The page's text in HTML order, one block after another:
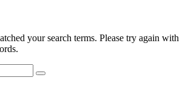
your search terms. Please try again with